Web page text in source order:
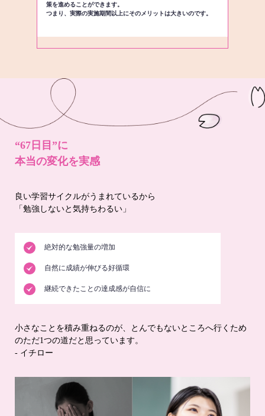
策を進めることができます。
つまり、実際の実施期間以上にそのメリットは大きいのです。
“67日目”に
本当の変化を実感
良い学習サイクルがうまれているから
「勉強しないと気持ちわるい」
絶対的な勉強量の増加
自然に成績が伸びる好循環
継続できたことの達成感が自信に
小さなことを積み重ねるのが、とんでもないところへ行くため
のただ1つの道だと思っています。
- イチロー